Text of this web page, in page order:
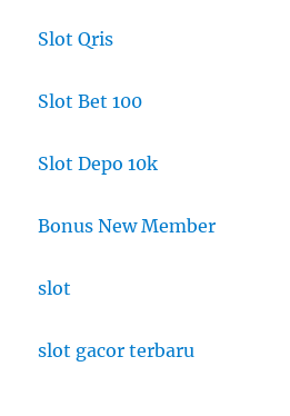
Slot Qris
Slot Bet 100
Slot Depo 10k
Bonus New Member
slot
slot gacor terbaru